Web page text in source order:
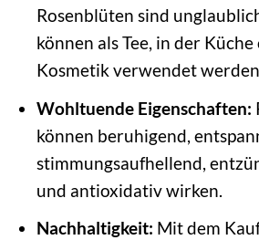
Rosenblüten sind
können als Tee, in der
Kosmetik verwendet
Wohltuende Eigenschaften:
können beruhigend,
stimmungsaufhellend,
und antioxidativ wirken.
Nachhaltigkeit: Mit dem